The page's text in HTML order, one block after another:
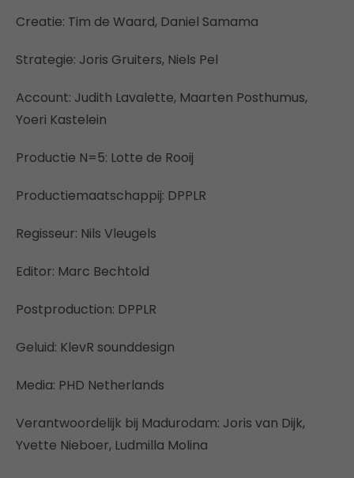
Creatie: Tim de Waard, Daniel Samama
Strategie: Joris Gruiters, Niels Pel
Account: Judith Lavalette, Maarten Posthumus,
Yoeri Kastelein
Productie N=5: Lotte de Rooij
Productiemaatschappij: DPPLR
Regisseur: Nils Vleugels
Editor: Marc Bechtold
Postproduction: DPPLR
Geluid: KlevR sounddesign
Media: PHD Netherlands
Verantwoordelijk bij Madurodam: Joris van Dijk,
Yvette Nieboer, Ludmilla Molina